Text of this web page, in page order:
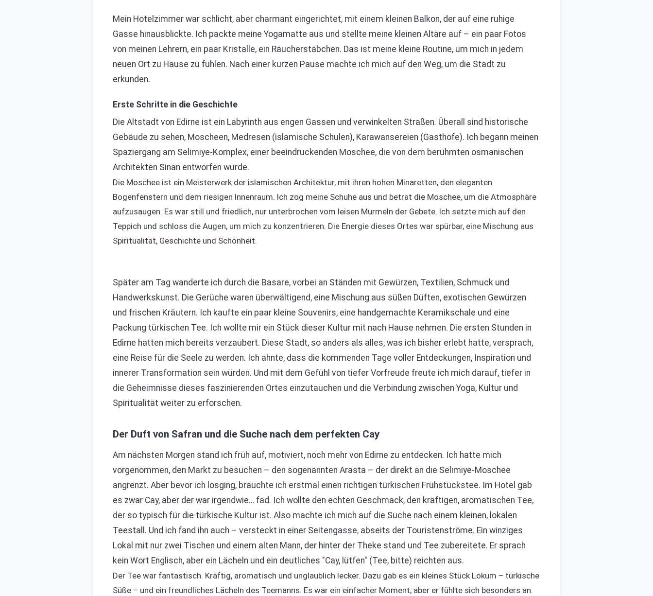
Mein Hotelzimmer war schlicht, aber charmant eingerichtet, mit einem kleinen Balkon, der auf eine ruhige
Gasse hinausblickte. Ich packte meine Yogamatte aus und stellte meine kleinen Altäre auf – ein paar Fotos
von meinen Lehrern, ein paar Kristalle, ein Räucherstäbchen. Das ist meine kleine Routine, um mich in jedem
neuen Ort zu Hause zu fühlen. Nach einer kurzen Pause machte ich mich auf den Weg, um die Stadt zu
erkunden.
Erste Schritte in die Geschichte
Die Altstadt von Edirne ist ein Labyrinth aus engen Gassen und verwinkelten Straßen. Überall sind historische
Gebäude zu sehen, Moscheen, Medresen (islamische Schulen), Karawansereien (Gasthöfe). Ich begann meinen
Spaziergang am Selimiye-Komplex, einer beeindruckenden Moschee, die von dem berühmten osmanischen
Architekten Sinan entworfen wurde.
Die Moschee ist ein Meisterwerk der islamischen Architektur, mit ihren hohen Minaretten, den eleganten
Bogenfenstern und dem riesigen Innenraum. Ich zog meine Schuhe aus und betrat die Moschee, um die Atmosphäre
aufzusaugen. Es war still und friedlich, nur unterbrochen vom leisen Murmeln der Gebete. Ich setzte mich auf den
Teppich und schloss die Augen, um mich zu konzentrieren. Die Energie dieses Ortes war spürbar, eine Mischung aus
Spiritualität, Geschichte und Schönheit.
Später am Tag wanderte ich durch die Basare, vorbei an Ständen mit Gewürzen, Textilien, Schmuck und
Handwerkskunst. Die Gerüche waren überwältigend, eine Mischung aus süßen Düften, exotischen Gewürzen
und frischen Kräutern. Ich kaufte ein paar kleine Souvenirs, eine handgemachte Keramikschale und eine
Packung türkischen Tee. Ich wollte mir ein Stück dieser Kultur mit nach Hause nehmen. Die ersten Stunden in
Edirne hatten mich bereits verzaubert. Diese Stadt, so anders als alles, was ich bisher erlebt hatte, versprach,
eine Reise für die Seele zu werden. Ich ahnte, dass die kommenden Tage voller Entdeckungen, Inspiration und
innerer Transformation sein würden. Und mit dem Gefühl von tiefer Vorfreude freute ich mich darauf, tiefer in
die Geheimnisse dieses faszinierenden Ortes einzutauchen und die Verbindung zwischen Yoga, Kultur und
Spiritualität weiter zu erforschen.
Der Duft von Safran und die Suche nach dem perfekten Cay
Am nächsten Morgen stand ich früh auf, motiviert, noch mehr von Edirne zu entdecken. Ich hatte mich
vorgenommen, den Markt zu besuchen – den sogenannten Arasta – der direkt an die Selimiye-Moschee
angrenzt. Aber bevor ich losging, brauchte ich erstmal einen richtigen türkischen Frühstückstee. Im Hotel gab
es zwar Cay, aber der war irgendwie… fad. Ich wollte den echten Geschmack, den kräftigen, aromatischen Tee,
der so typisch für die türkische Kultur ist. Also machte ich mich auf die Suche nach einem kleinen, lokalen
Teestall. Und ich fand ihn auch – versteckt in einer Seitengasse, abseits der Touristenströme. Ein winziges
Lokal mit nur zwei Tischen und einem alten Mann, der hinter der Theke stand und Tee zubereitete. Er sprach
kein Wort Englisch, aber ein Lächeln und ein deutliches "Cay, lütfen" (Tee, bitte) reichten aus.
Der Tee war fantastisch. Kräftig, aromatisch und unglaublich lecker. Dazu gab es ein kleines Stück Lokum – türkische
Süße – und ein freundliches Lächeln des Teemanns. Es war ein einfacher Moment, aber er fühlte sich besonders an.